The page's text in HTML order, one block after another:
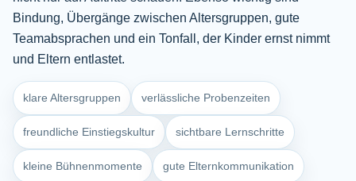
Bindung, Übergänge zwischen Altersgruppen, gute
Teamabsprachen und ein Tonfall, der Kinder ernst nimmt
und Eltern entlastet.
klare Altersgruppen verlässliche Probenzeiten
freundliche Einstiegskultur sichtbare Lernschritte
kleine Bühnenmomente gute Elternkommunikation